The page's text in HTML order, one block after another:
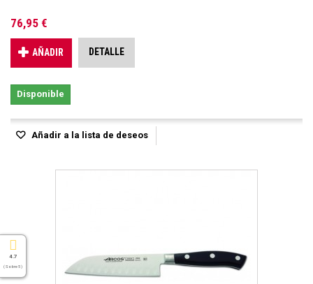
76,95 €
AÑADIR DETALLE
Disponible
Añadir a la lista de deseos
4.7
( Sobre 5 )